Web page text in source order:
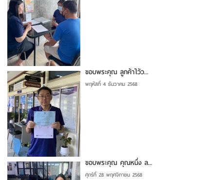
ขอบพระคุณ ลูกค้าไว้ว...
พฤหัสที่ 4 ธันวาคม 2568
ขอบพระคุณ คุณหนึ่ง ล...
ศุกร์ที่ 28 พฤศจิกายน 2568